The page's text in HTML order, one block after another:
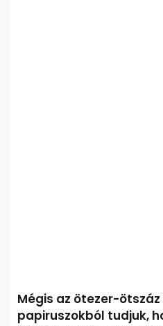
Mégis az ötezer-ötszáz
papiruszokból tudjuk,